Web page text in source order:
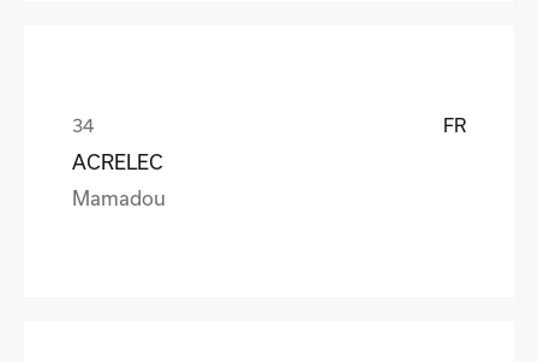
FR
ACRELEC
Mamadou